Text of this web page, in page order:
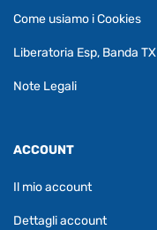
Come usiamo i Cookies
Liberatoria Esp, Banda TX
Note Legali
ACCOUNT
Il mio account
Dettagli account